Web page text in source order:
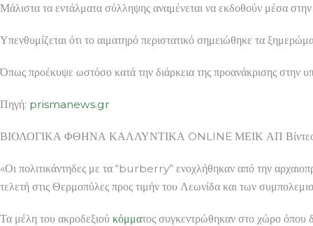
Μάλιστα τα εντάλματα σύλληψης αναμένεται να εκδοθούν μέσα
Υπενθυμίζεται ότι το αιματηρό περιστατικό σημειώθηκε τα
Όπως προέκυψε ωστόσο κατά την διάρκεια της προανάκρισης στην
Πηγή: prismanews.gr
ΒΙΟΛΟΓΙΚΑ ΦΘΗΝΑ ΚΑΛΛΥΝΤΙΚΑ ONLINE ΜΕΙΚ ΑΠ Βίντεο:
«Οι πολιτικάντηδες με τα “burberry” ενοχλήθηκαν από την
τελετή στις Θερμοπύλες προς τιμήν του Λεωνίδα και των
Τα μέλη του ακροδεξιού κόμματος συγκεντρώθηκαν στο χώρο όπου